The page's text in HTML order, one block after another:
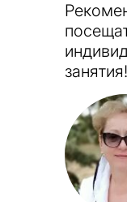
занятия!